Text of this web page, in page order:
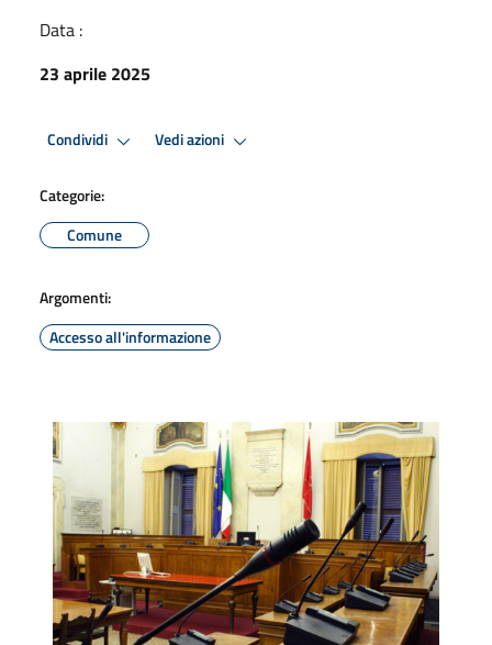
Data :
23 aprile 2025
Condividi Vedi azioni
Categorie:
Comune
Argomenti:
Accesso all'informazione